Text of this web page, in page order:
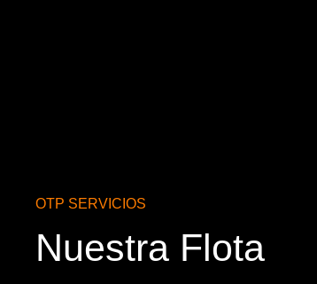
OTP SERVICIOS
Nuestra Flota